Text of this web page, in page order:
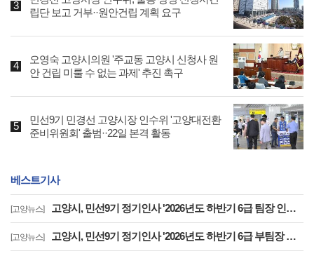
립단 보고 거부··원안건립 계획 요구
오영숙 고양시의원 '주교동 고양시 신청사 원
안 건립 미룰 수 없는 과제' 추진 촉구
민선9기 민경선 고양시장 인수위 '고양대전환
준비위원회' 출범··22일 본격 활동
베스트기사
[고양뉴스] 고양시, 민선9기 정기인사 '2026년도 하반기 6급 팀장 인사발령 사항'
[고양뉴스] 고양시, 민선9기 정기인사 '2026년도 하반기 6급 부팀장 이하 인사발령 사항'